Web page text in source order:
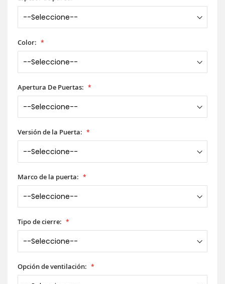
Color:
Apertura De Puertas:
Versión de la Puerta:
Marco de la puerta:
Tipo de cierre:
Opción de ventilación: